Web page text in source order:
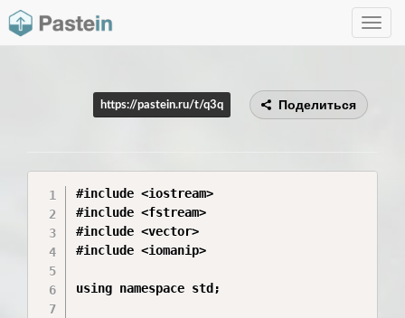
Toggle
https://pastein.ru/t/q3q Поделиться
#include <iostream>
#include <fstream>
#include <vector>
#include <iomanip>
using namespace std;